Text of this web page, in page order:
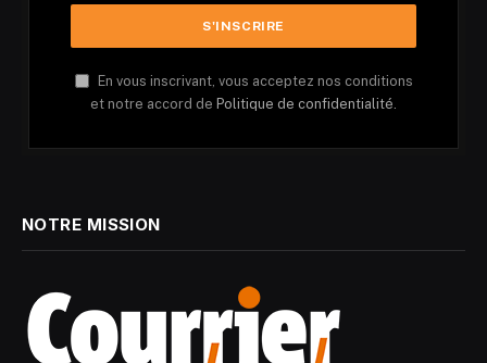
En vous inscrivant, vous acceptez nos conditions
et notre accord de Politique de confidentialité.
NOTRE MISSION